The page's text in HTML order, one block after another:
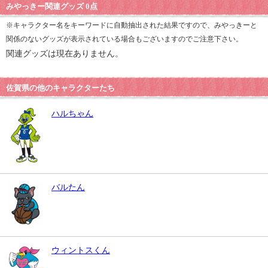
みやっきー関連グッズ 0点
※キャラクター名をキーワードに自動抽出された結果ですので、みやっきーと
関係のないグッズが表示されている場合もございますのでご注意下さい。
関連グッズは現在ありません。
佐賀県の他のキャラクターたち
ハルちゃん
バルたん
ウィントスくん